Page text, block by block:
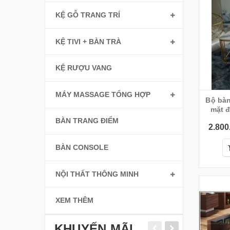
Bộ bàn trà
mặt
KỆ GỖ TRANG TRÍ
KỆ TIVI + BÀN TRÀ
KỆ RƯỢU VANG
MÁY MASSAGE TỔNG HỢP
BÀN TRANG ĐIỂM
BÀN CONSOLE
NỘI THẤT THÔNG MINH
XEM THÊM